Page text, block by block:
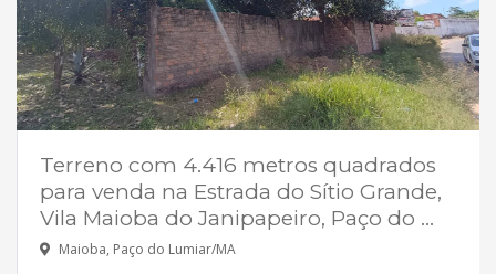
Terreno com 4.416 metros quadrados
para venda na Estrada do Sítio Grande,
Vila Maioba do Janipapeiro, Paço do ...
Maioba, Paço do Lumiar/MA